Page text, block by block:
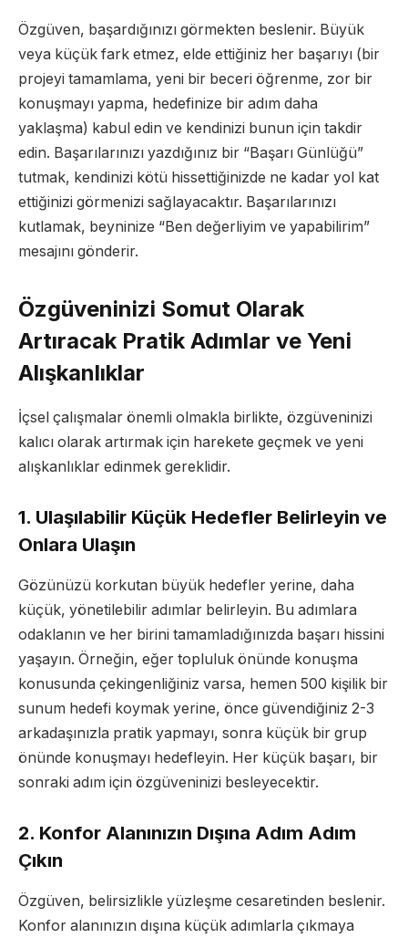
Özgüven, başardığınızı görmekten beslenir. Büyük
veya küçük fark etmez, elde ettiğiniz her başarıyı (bir
projeyi tamamlama, yeni bir beceri öğrenme, zor bir
konuşmayı yapma, hedefinize bir adım daha
yaklaşma) kabul edin ve kendinizi bunun için takdir
edin. Başarılarınızı yazdığınız bir “Başarı Günlüğü”
tutmak, kendinizi kötü hissettiğinizde ne kadar yol kat
ettiğinizi görmenizi sağlayacaktır. Başarılarınızı
kutlamak, beyninize “Ben değerliyim ve yapabilirim”
mesajını gönderir.
Özgüveninizi Somut Olarak
Artıracak Pratik Adımlar ve Yeni
Alışkanlıklar
İçsel çalışmalar önemli olmakla birlikte, özgüveninizi
kalıcı olarak artırmak için harekete geçmek ve yeni
alışkanlıklar edinmek gereklidir.
1. Ulaşılabilir Küçük Hedefler Belirleyin ve
Onlara Ulaşın
Gözünüzü korkutan büyük hedefler yerine, daha
küçük, yönetilebilir adımlar belirleyin. Bu adımlara
odaklanın ve her birini tamamladığınızda başarı hissini
yaşayın. Örneğin, eğer topluluk önünde konuşma
konusunda çekingenliğiniz varsa, hemen 500 kişilik bir
sunum hedefi koymak yerine, önce güvendiğiniz 2-3
arkadaşınızla pratik yapmayı, sonra küçük bir grup
önünde konuşmayı hedefleyin. Her küçük başarı, bir
sonraki adım için özgüveninizi besleyecektir.
2. Konfor Alanınızın Dışına Adım Adım
Çıkın
Özgüven, belirsizlikle yüzleşme cesaretinden beslenir.
Konfor alanınızın dışına küçük adımlarla çıkmaya